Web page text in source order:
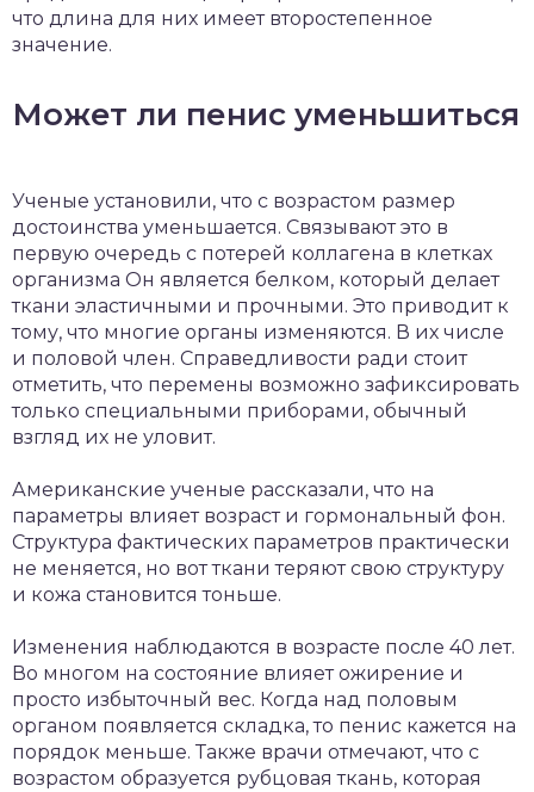
что длина для них имеет второстепенное
значение.
Может ли пенис уменьшиться
Ученые установили, что с возрастом размер
достоинства уменьшается. Связывают это в
первую очередь с потерей коллагена в клетках
организма Он является белком, который делает
ткани эластичными и прочными. Это приводит к
тому, что многие органы изменяются. В их числе
и половой член. Справедливости ради стоит
отметить, что перемены возможно зафиксировать
только специальными приборами, обычный
взгляд их не уловит.
Американские ученые рассказали, что на
параметры влияет возраст и гормональный фон.
Структура фактических параметров практически
не меняется, но вот ткани теряют свою структуру
и кожа становится тоньше.
Изменения наблюдаются в возрасте после 40 лет.
Во многом на состояние влияет ожирение и
просто избыточный вес. Когда над половым
органом появляется складка, то пенис кажется на
порядок меньше. Также врачи отмечают, что с
возрастом образуется рубцовая ткань, которая